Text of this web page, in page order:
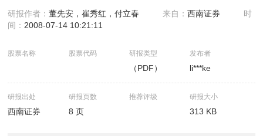
研报作者：董先安，崔秀红，付立春 来自：西南证券
时
间： 2008-07-14 10:21:11
股票名称 股票代码 研报类型
（PDF）
发布者
li***ke
研报出处
西南证券
研报页数
8 页
推荐评级 研报大小
313 KB